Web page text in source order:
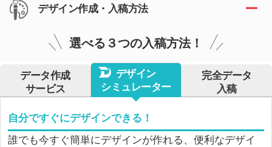
デザイン作成・入稿方法
選べる３つの入稿方法！
データ作成
サービス
デザイン
シミュレーター
完全データ
入稿
自分ですぐにデザインできる！
誰でも今すぐ簡単にデザインが作れる、便利なデザイ